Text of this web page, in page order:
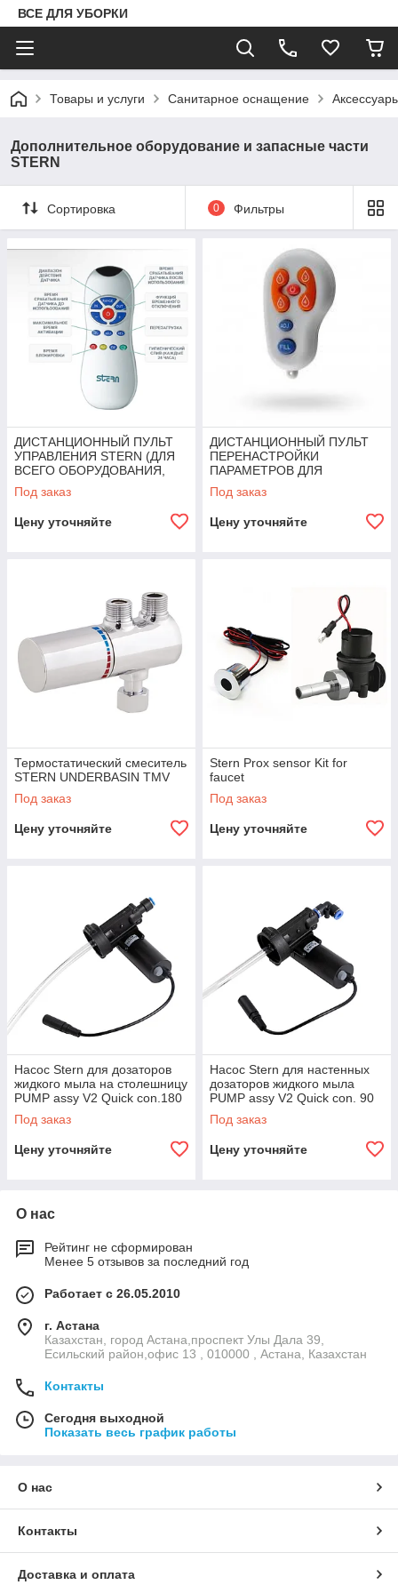
ВСЕ ДЛЯ УБОРКИ
Товары и услуги Санитарное оснащение
Дополнительное оборудование и запасные части
STERN
Сортировка 0 Фильтры
ДИСТАНЦИОННЫЙ ПУЛЬТ
УПРАВЛЕНИЯ STERN (ДЛЯ
ВСЕГО ОБОРУДОВАНИЯ,
КРОМЕ ДОЗАТОРОВ МЫЛА)
Под заказ
Цену уточняйте
ДИСТАНЦИОННЫЙ ПУЛЬТ
ПЕРЕНАСТРОЙКИ
ПАРАМЕТРОВ ДЛЯ
ДОЗАТОРВ ЖИДКОГО МЫЛА
REMOTE CONTROL FOR SD
Под заказ
Цену уточняйте
Термостатический смеситель
STERN UNDERBASIN TMV
Под заказ
Цену уточняйте
Stern Prox sensor Kit for
faucet
Под заказ
Цену уточняйте
Насос Stern для дозаторов
жидкого мыла на столешницу
PUMP assy V2 Quick con.180
deg
Под заказ
Цену уточняйте
Насос Stern для настенных
дозаторов жидкого мыла
PUMP assy V2 Quick con. 90
deg
Под заказ
Цену уточняйте
О нас
Рейтинг не сформирован
Менее 5 отзывов за последний год
Работает с 26.05.2010
г. Астана
Казахстан, город Астана,проспект Улы Дала 39,
Есильский район,офис 13 , 010000 , Астана, Казахстан
Контакты
Сегодня выходной
Показать весь график работы
О нас
Контакты
Доставка и оплата